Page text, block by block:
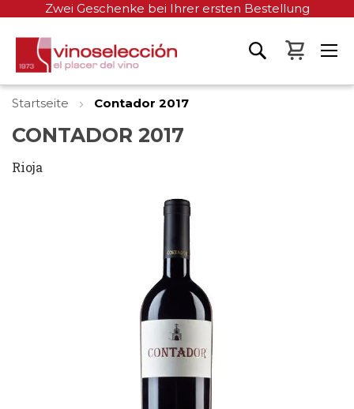
Zwei Geschenke bei Ihrer ersten Bestellung
Mein
Startseite Contador 2017
CONTADOR 2017
Rioja